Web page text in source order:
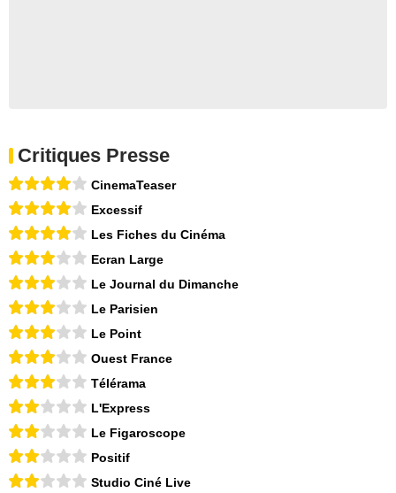
Critiques Presse
CinemaTeaser
Excessif
Les Fiches du Cinéma
Ecran Large
Le Journal du Dimanche
Le Parisien
Le Point
Ouest France
Télérama
L'Express
Le Figaroscope
Positif
Studio Ciné Live